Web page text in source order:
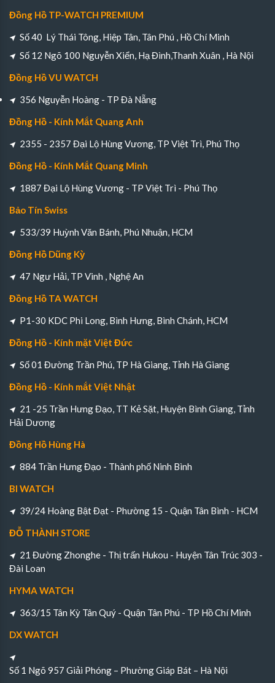
Đồng Hồ TP-WATCH PREMIUM
Số 40 Lý Thái Tông, Hiệp Tân, Tân Phú , Hồ Chí Minh
Số 12 Ngõ 100 Nguyễn Xiển, Hạ Đình,Thanh Xuân , Hà Nội
Đồng Hồ VU WATCH
356 Nguyễn Hoàng - TP Đà Nẵng
Đồng Hồ - Kính Mắt Quang Anh
2355 - 2357 Đại Lộ Hùng Vương, TP Việt Trì, Phú Thọ
Đồng Hồ - Kính Mắt Quang Minh
1887 Đại Lộ Hùng Vương - TP Việt Trì - Phú Thọ
Bảo Tín Swiss
533/39 Huỳnh Văn Bánh, Phú Nhuận, HCM
Đồng Hồ Dũng Kỳ
47 Ngư Hải, TP Vinh , Nghệ An
Đồng Hồ TA WATCH
P1-30 KDC Phi Long, Bình Hưng, Bình Chánh, HCM
Đồng Hồ - Kính mặt Việt Đức
Số 01 Đường Trần Phú, TP Hà Giang, Tỉnh Hà Giang
Đồng Hồ - Kính mắt Việt Nhật
21 -25 Trần Hưng Đạo, TT Kẻ Sặt, Huyện Bình Giang, Tỉnh
Hải Dương
Đồng Hồ Hùng Hà
884 Trần Hưng Đạo - Thành phố Ninh Bình
BI WATCH
39/24 Hoàng Bật Đạt - Phường 15 - Quận Tân Bình - HCM
ĐỖ THÀNH STORE
21 Đường Zhonghe - Thị trấn Hukou - Huyện Tân Trúc 303 -
Đài Loan
HYMA WATCH
363/15 Tân Kỳ Tân Quý - Quận Tân Phú - TP Hồ Chí Minh
DX WATCH
Số 1 Ngõ 957 Giải Phóng – Phường Giáp Bát – Hà Nội